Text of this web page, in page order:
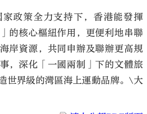
政策全力支持下，香港能發揮
的核心樞紐作用，更便利地串聯
岸資源，共同申辦及聯辦更高規
，深化「一國兩制」下的文體旅
世界級的灣區海上運動品牌。\大